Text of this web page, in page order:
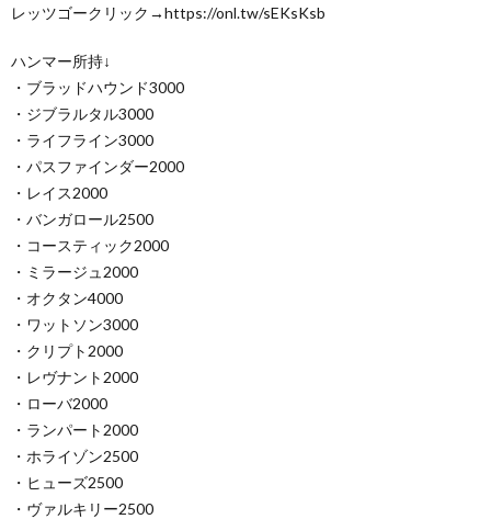
レッツゴークリック→https://onl.tw/sEKsKsb
ハンマー所持↓
・ブラッドハウンド3000
・ジブラルタル3000
・ライフライン3000
・パスファインダー2000
・レイス2000
・バンガロール2500
・コースティック2000
・ミラージュ2000
・オクタン4000
・ワットソン3000
・クリプト2000
・レヴナント2000
・ローバ2000
・ランパート2000
・ホライゾン2500
・ヒューズ2500
・ヴァルキリー2500